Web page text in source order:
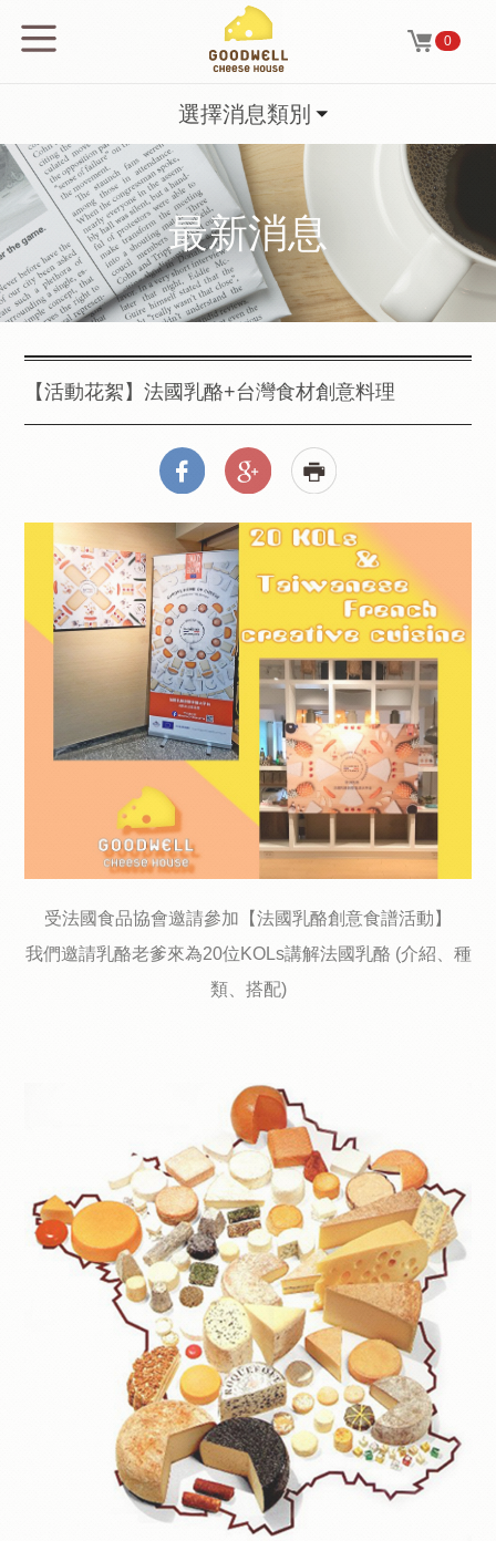
0
最新消息
選擇消息類別
【活動花絮】法國乳酪+台灣食材創意料理
受法國食品協會邀請參加【法國乳酪創意食譜活動】
我們邀請乳酪老爹來為20位KOLs講解法國乳酪 (介紹、種
類、搭配)